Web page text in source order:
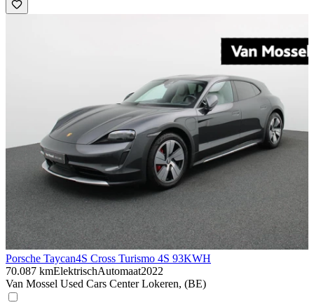
Porsche Taycan4S Cross Turismo 4S 93KWH
70.087 kmElektrischAutomaat2022
Van Mossel Used Cars Center Lokeren, (BE)